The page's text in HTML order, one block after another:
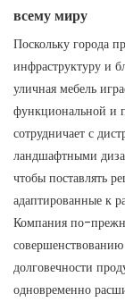
всему миру
Поскольку города
инфраструктуру и
уличная мебель
функциональной и
сотрудничает с
ландшафтными
чтобы поставлять
адаптированные к
Компания по-
долговечности
одновременно